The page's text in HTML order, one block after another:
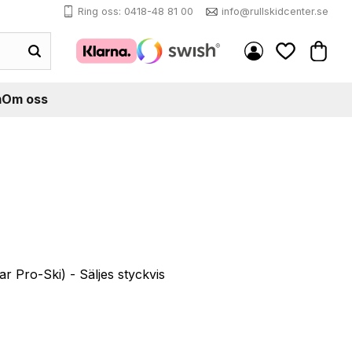
Ring oss: 0418-48 81 00 info@rullskidcenter.se
Om oss
Pro-Ski) - Säljes styckvis